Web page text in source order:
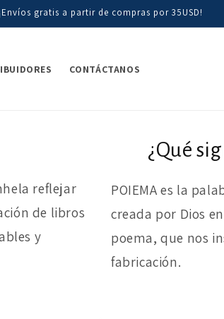
¡Envíos gratis a partir de compras por 35USD!
CONTÁCTANOS
reflejar
de libros
y
¿Qué
POIEMA es la
creada por Dios
poema, que nos
fabricación.